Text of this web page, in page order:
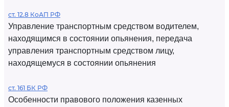
ст. 12.8 КоАП РФ
Управление транспортным средством водителем,
находящимся в состоянии опьянения, передача
управления транспортным средством лицу,
находящемуся в состоянии опьянения
ст. 161 БК РФ
Особенности правового положения казенных